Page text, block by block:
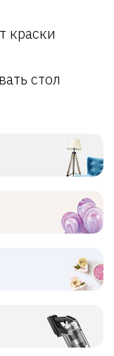
краски
стол